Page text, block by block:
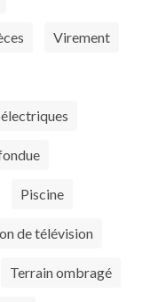
Virement
Piscine
de télévision
Terrain ombragé